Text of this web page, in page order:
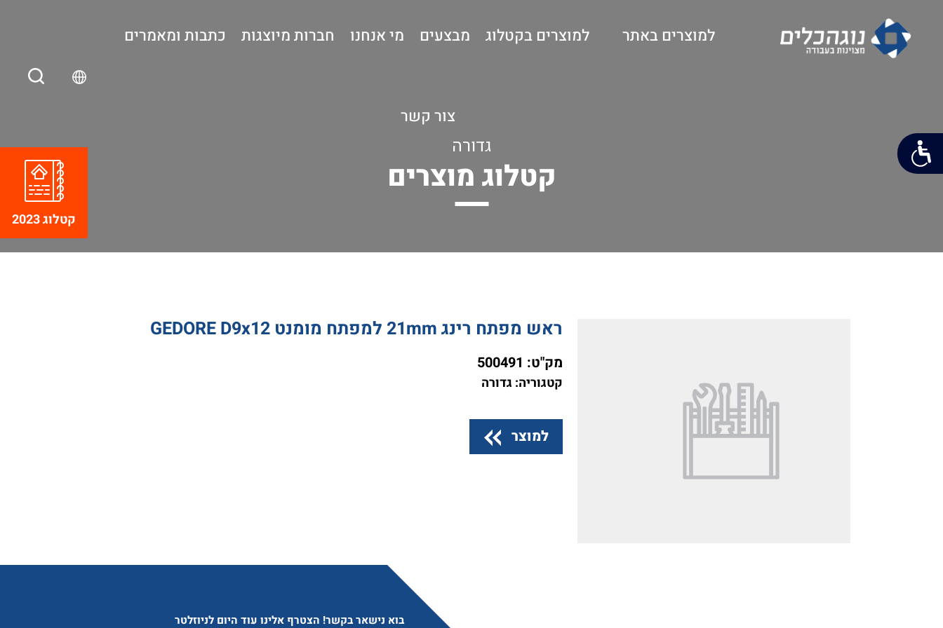
למוצרים באתר למוצרים בקטלוג מבצעים מי אנחנו חברות מיוצגות כתבות ומאמרים
צור קשר
גדורה
קטלוג מוצרים
ראש מפתח רינג 21mm למפתח מומנט GEDORE D9x12
מק"ט: 500491
קטגוריה: גדורה
למוצר
בוא נישאר בקשר! הצטרף אלינו עוד היום לניוזלטר
קטלוג 2023